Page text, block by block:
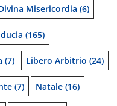
Misericordia (6)
(165)
(7) Libero Arbitrio (24)
(7) Natale (16)